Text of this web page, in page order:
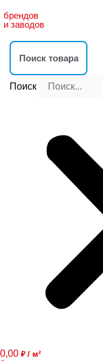
брендов
и заводов
Поиск
0,00 ₽ / м²